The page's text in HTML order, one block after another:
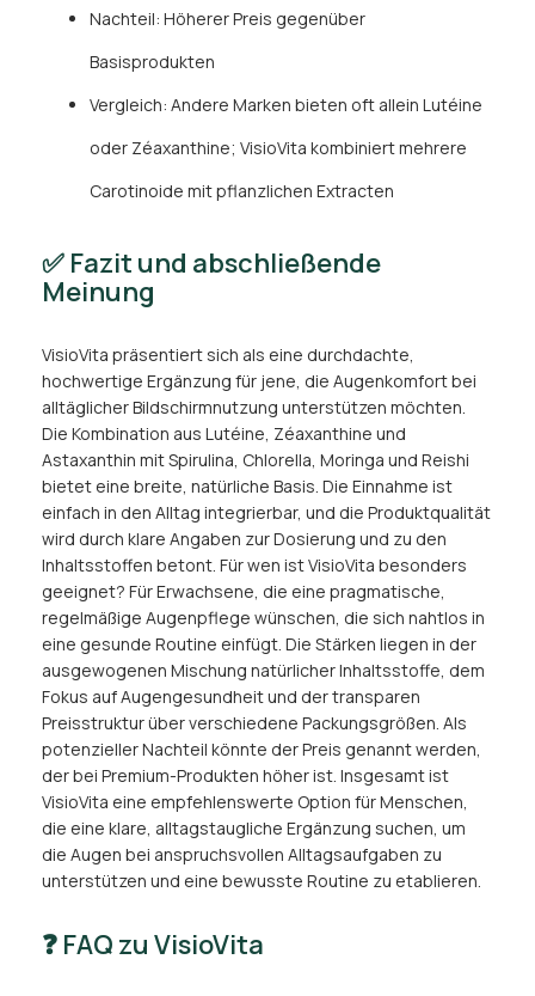
Nachteil: Höherer Preis gegenüber
Basisprodukten
Vergleich: Andere Marken bieten oft allein Lutéine
oder Zéaxanthine; VisioVita kombiniert mehrere
Carotinoide mit pflanzlichen Extracten
✅ Fazit und abschließende
Meinung
VisioVita präsentiert sich als eine durchdachte,
hochwertige Ergänzung für jene, die Augenkomfort bei
alltäglicher Bildschirmnutzung unterstützen möchten.
Die Kombination aus Lutéine, Zéaxanthine und
Astaxanthin mit Spirulina, Chlorella, Moringa und Reishi
bietet eine breite, natürliche Basis. Die Einnahme ist
einfach in den Alltag integrierbar, und die Produktqualität
wird durch klare Angaben zur Dosierung und zu den
Inhaltsstoffen betont. Für wen ist VisioVita besonders
geeignet? Für Erwachsene, die eine pragmatische,
regelmäßige Augenpflege wünschen, die sich nahtlos in
eine gesunde Routine einfügt. Die Stärken liegen in der
ausgewogenen Mischung natürlicher Inhaltsstoffe, dem
Fokus auf Augengesundheit und der transparen
Preisstruktur über verschiedene Packungsgrößen. Als
potenzieller Nachteil könnte der Preis genannt werden,
der bei Premium-Produkten höher ist. Insgesamt ist
VisioVita eine empfehlenswerte Option für Menschen,
die eine klare, alltagstaugliche Ergänzung suchen, um
die Augen bei anspruchsvollen Alltagsaufgaben zu
unterstützen und eine bewusste Routine zu etablieren.
❓ FAQ zu VisioVita